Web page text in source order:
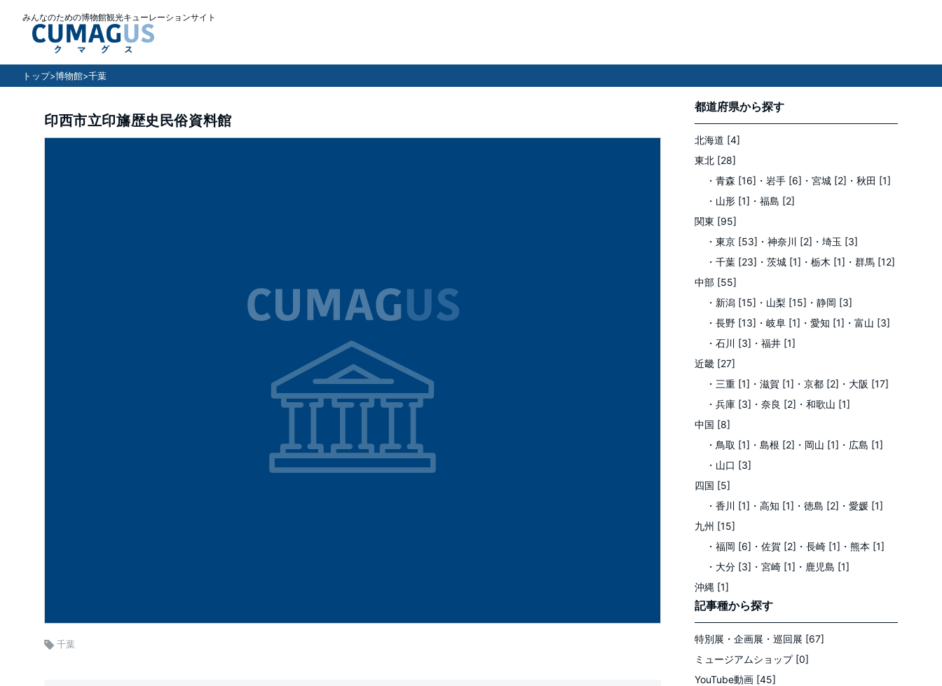
みんなのための博物館観光キューレーションサイト
トップ>博物館>千葉
印西市立印旛歴史民俗資料館
千葉
都道府県から探す
北海道 [4]
東北 [28]
・青森 [16] ・岩手 [6] ・宮城 [2] ・秋田 [1]
・山形 [1] ・福島 [2]
関東 [95]
・東京 [53] ・神奈川 [2] ・埼玉 [3]
・千葉 [23] ・茨城 [1] ・栃木 [1] ・群馬 [12]
中部 [55]
・新潟 [15] ・山梨 [15] ・静岡 [3]
・長野 [13] ・岐阜 [1] ・愛知 [1] ・富山 [3]
・石川 [3] ・福井 [1]
近畿 [27]
・三重 [1] ・滋賀 [1] ・京都 [2] ・大阪 [17]
・兵庫 [3] ・奈良 [2] ・和歌山 [1]
中国 [8]
・鳥取 [1] ・島根 [2] ・岡山 [1] ・広島 [1]
・山口 [3]
四国 [5]
・香川 [1] ・高知 [1] ・徳島 [2] ・愛媛 [1]
九州 [15]
・福岡 [6] ・佐賀 [2] ・長崎 [1] ・熊本 [1]
・大分 [3] ・宮崎 [1] ・鹿児島 [1]
沖縄 [1]
記事種から探す
特別展・企画展・巡回展 [67]
ミュージアムショップ [0]
YouTube動画 [45]